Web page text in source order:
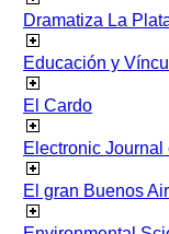
Dramatiza La
Educación y
El Cardo
Electronic Journal
El gran Buenos